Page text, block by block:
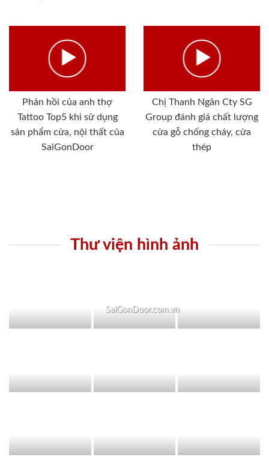
Phản hồi của anh thợ
Tattoo Top5 khi sử dụng
sản phẩm cửa, nội thất của
SaiGonDoor
Chị Thanh Ngân Cty SG
Group đánh giá chất lượng
cửa gỗ chống cháy, cửa
thép
Thư viện hình ảnh
SaiGonDoor.com.vn